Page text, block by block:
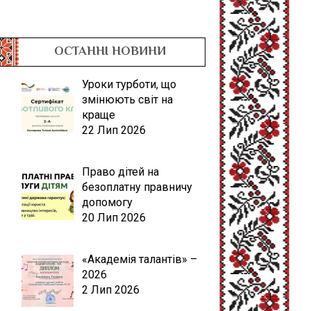
ОСТАННІ НОВИНИ
Уроки турботи, що
змінюють світ на
краще
22 Лип 2026
Право дітей на
безоплатну правничу
допомогу
20 Лип 2026
«Академія талантів» –
2026
2 Лип 2026